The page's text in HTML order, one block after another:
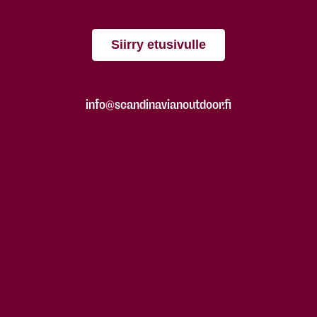
Siirry etusivulle
info@scandinavianoutdoor.fi